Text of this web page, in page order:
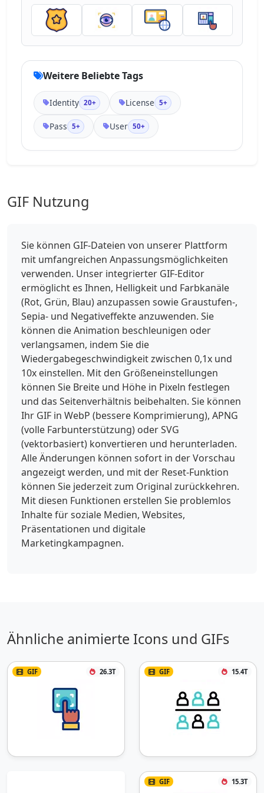
Weitere Beliebte Tags
Identity 20+ License 5+
Pass 5+ User 50+
GIF Nutzung
Sie können GIF-Dateien von unserer Plattform
mit umfangreichen Anpassungsmöglichkeiten
verwenden. Unser integrierter GIF-Editor
ermöglicht es Ihnen, Helligkeit und Farbkanäle
(Rot, Grün, Blau) anzupassen sowie Graustufen-,
Sepia- und Negativeffekte anzuwenden. Sie
können die Animation beschleunigen oder
verlangsamen, indem Sie die
Wiedergabegeschwindigkeit zwischen 0,1x und
10x einstellen. Mit den Größeneinstellungen
können Sie Breite und Höhe in Pixeln festlegen
und das Seitenverhältnis beibehalten. Sie können
Ihr GIF in WebP (bessere Komprimierung), APNG
(volle Farbunterstützung) oder SVG
(vektorbasiert) konvertieren und herunterladen.
Alle Änderungen können sofort in der Vorschau
angezeigt werden, und mit der Reset-Funktion
können Sie jederzeit zum Original zurückkehren.
Mit diesen Funktionen erstellen Sie problemlos
Inhalte für soziale Medien, Websites,
Präsentationen und digitale
Marketingkampagnen.
Ähnliche animierte Icons und GIFs
GIF 26.3T GIF 15.4T
GIF 15.3T